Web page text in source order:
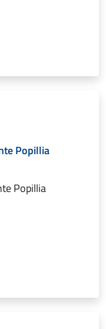
Popillia
Popillia